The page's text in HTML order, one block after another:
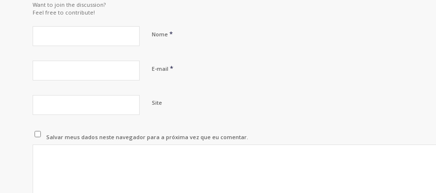
Want to join the discussion?
Feel free to contribute!
Nome *
E-mail *
Site
Salvar meus dados neste navegador para a próxima vez que eu comentar.